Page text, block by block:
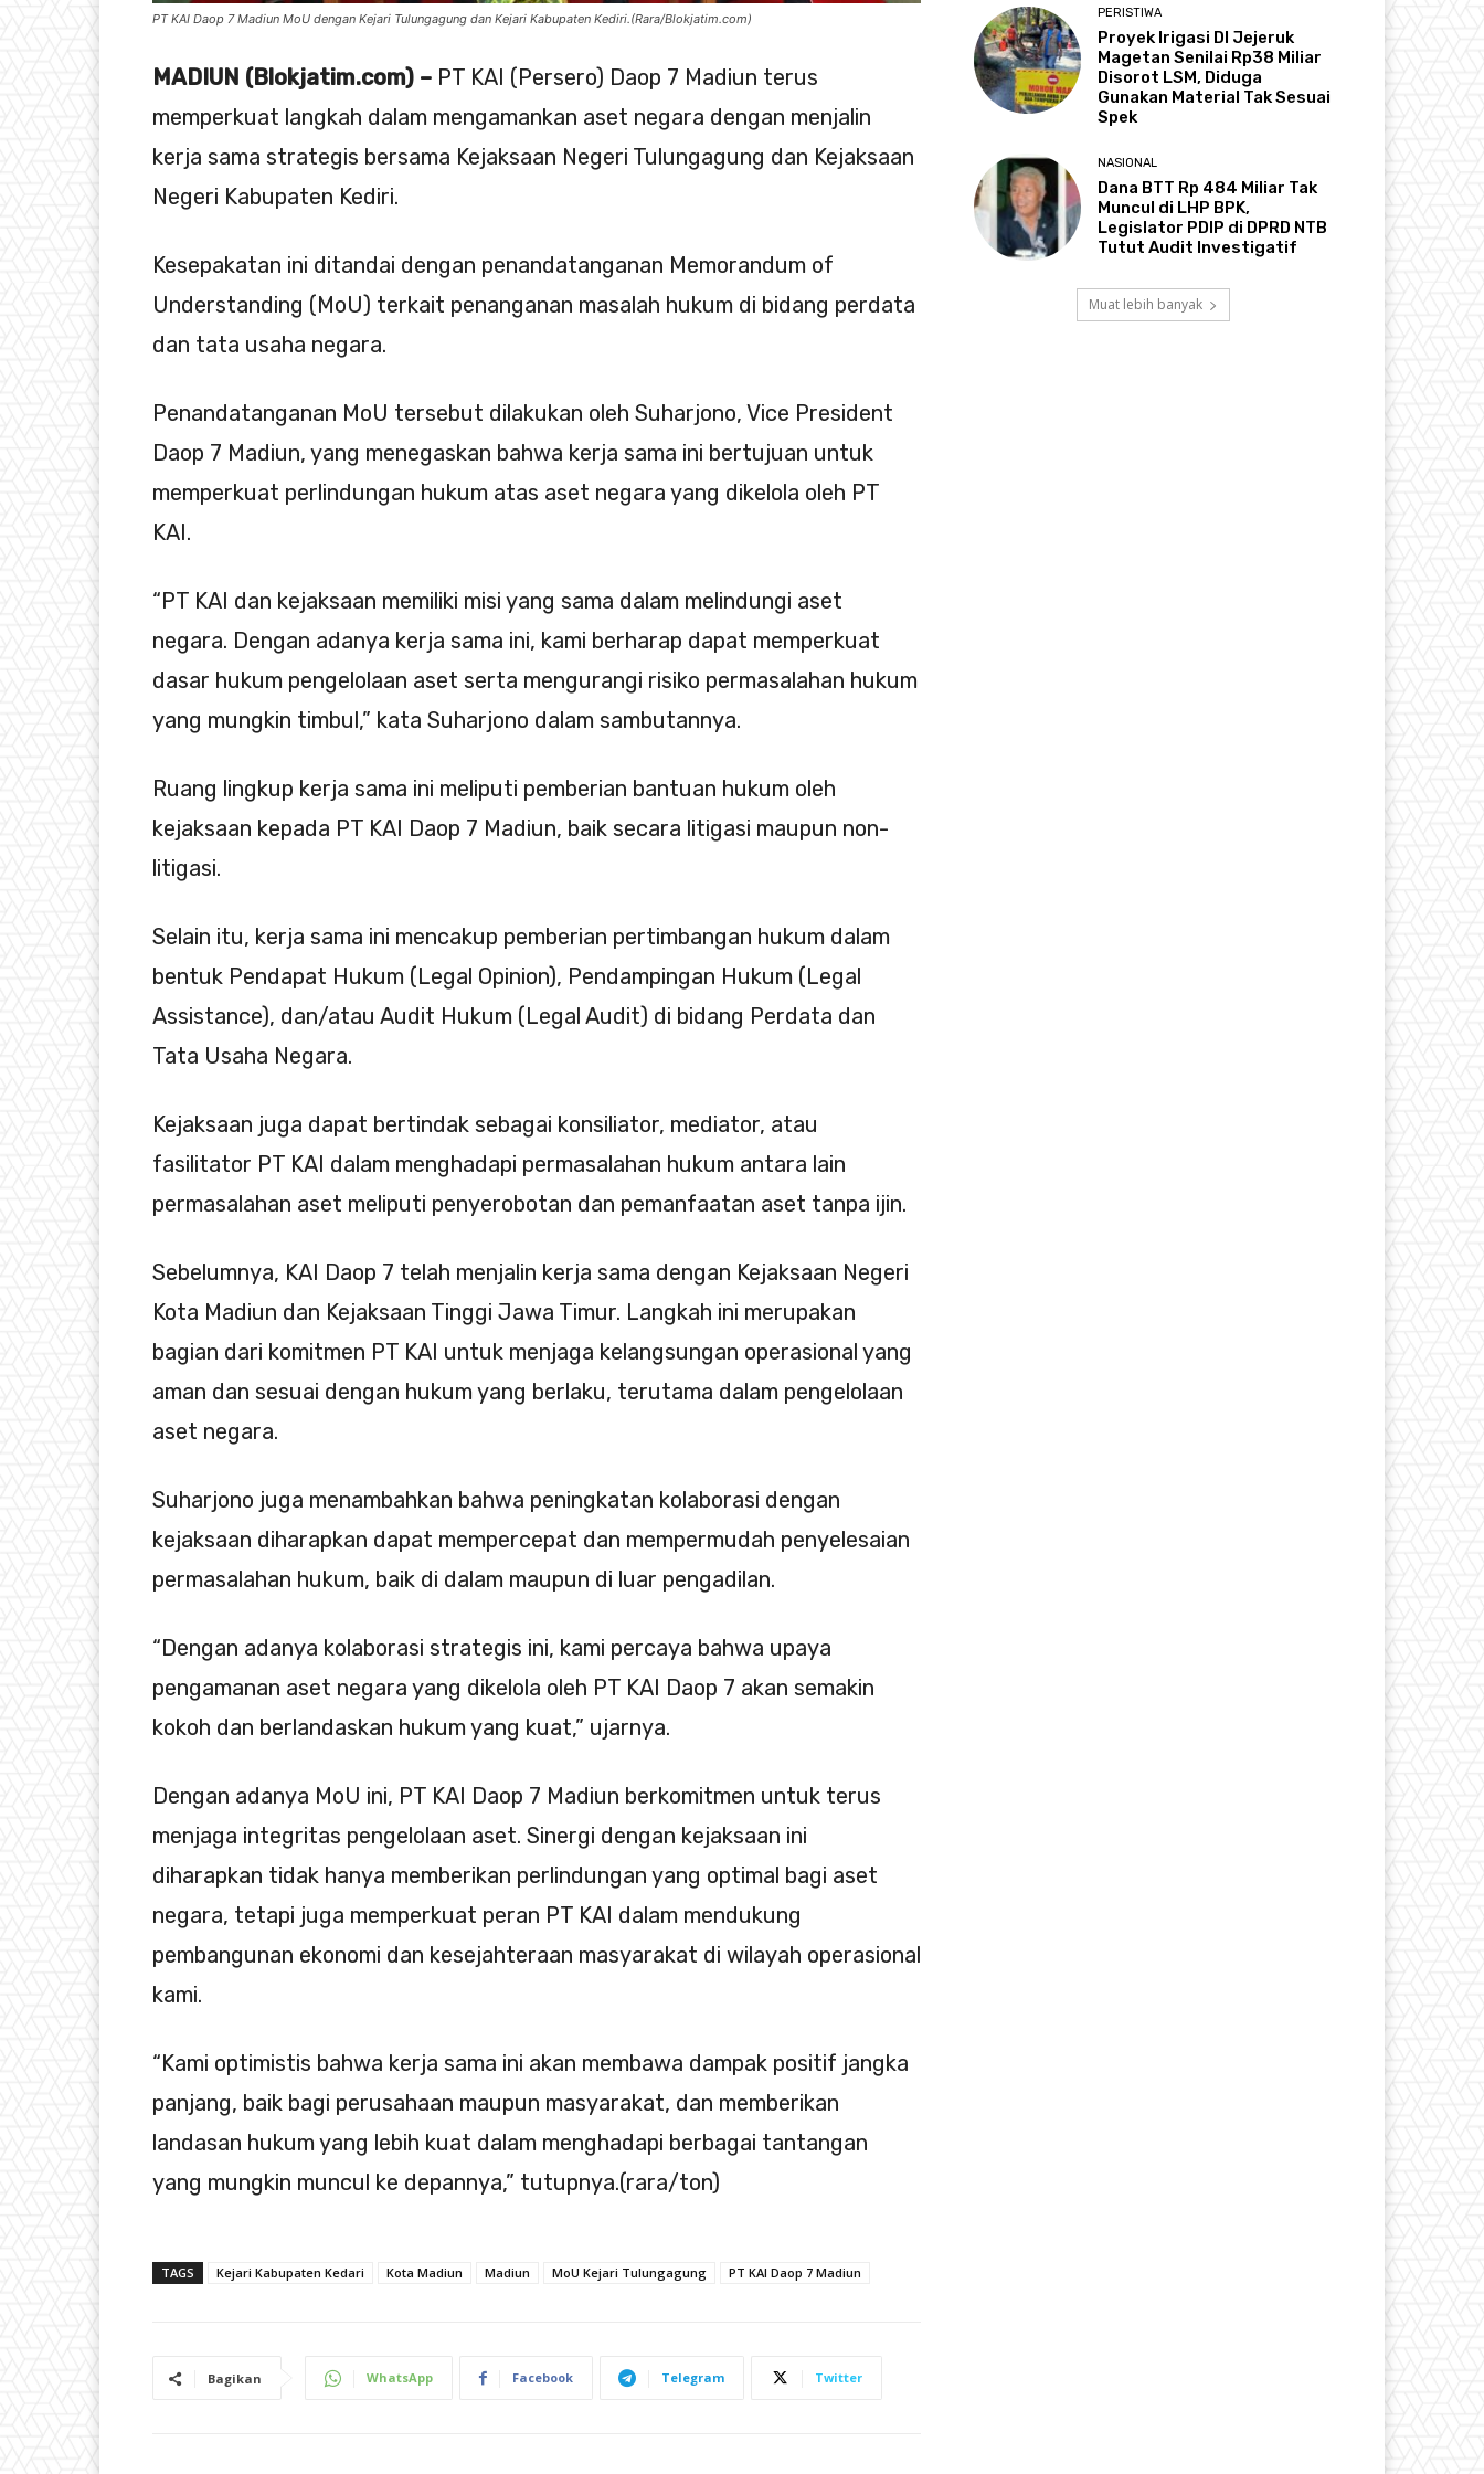
PT KAI Daop 7 Madiun MoU dengan Kejari Tulungagung dan Kejari Kabupaten Kediri.(Rara/Blokjatim.com)
MADIUN (Blokjatim.com) – PT KAI (Persero) Daop 7 Madiun terus
memperkuat langkah dalam mengamankan aset negara dengan menjalin
kerja sama strategis bersama Kejaksaan Negeri Tulungagung dan Kejaksaan
Negeri Kabupaten Kediri.
Kesepakatan ini ditandai dengan penandatanganan Memorandum of
Understanding (MoU) terkait penanganan masalah hukum di bidang perdata
dan tata usaha negara.
Penandatanganan MoU tersebut dilakukan oleh Suharjono, Vice President
Daop 7 Madiun, yang menegaskan bahwa kerja sama ini bertujuan untuk
memperkuat perlindungan hukum atas aset negara yang dikelola oleh PT
KAI.
“PT KAI dan kejaksaan memiliki misi yang sama dalam melindungi aset
negara. Dengan adanya kerja sama ini, kami berharap dapat memperkuat
dasar hukum pengelolaan aset serta mengurangi risiko permasalahan hukum
yang mungkin timbul,” kata Suharjono dalam sambutannya.
Ruang lingkup kerja sama ini meliputi pemberian bantuan hukum oleh
kejaksaan kepada PT KAI Daop 7 Madiun, baik secara litigasi maupun non-
litigasi.
Selain itu, kerja sama ini mencakup pemberian pertimbangan hukum dalam
bentuk Pendapat Hukum (Legal Opinion), Pendampingan Hukum (Legal
Assistance), dan/atau Audit Hukum (Legal Audit) di bidang Perdata dan
Tata Usaha Negara.
Kejaksaan juga dapat bertindak sebagai konsiliator, mediator, atau
fasilitator PT KAI dalam menghadapi permasalahan hukum antara lain
permasalahan aset meliputi penyerobotan dan pemanfaatan aset tanpa ijin.
Sebelumnya, KAI Daop 7 telah menjalin kerja sama dengan Kejaksaan Negeri
Kota Madiun dan Kejaksaan Tinggi Jawa Timur. Langkah ini merupakan
bagian dari komitmen PT KAI untuk menjaga kelangsungan operasional yang
aman dan sesuai dengan hukum yang berlaku, terutama dalam pengelolaan
aset negara.
Suharjono juga menambahkan bahwa peningkatan kolaborasi dengan
kejaksaan diharapkan dapat mempercepat dan mempermudah penyelesaian
permasalahan hukum, baik di dalam maupun di luar pengadilan.
“Dengan adanya kolaborasi strategis ini, kami percaya bahwa upaya
pengamanan aset negara yang dikelola oleh PT KAI Daop 7 akan semakin
kokoh dan berlandaskan hukum yang kuat,” ujarnya.
Dengan adanya MoU ini, PT KAI Daop 7 Madiun berkomitmen untuk terus
menjaga integritas pengelolaan aset. Sinergi dengan kejaksaan ini
diharapkan tidak hanya memberikan perlindungan yang optimal bagi aset
negara, tetapi juga memperkuat peran PT KAI dalam mendukung
pembangunan ekonomi dan kesejahteraan masyarakat di wilayah operasional
kami.
“Kami optimistis bahwa kerja sama ini akan membawa dampak positif jangka
panjang, baik bagi perusahaan maupun masyarakat, dan memberikan
landasan hukum yang lebih kuat dalam menghadapi berbagai tantangan
yang mungkin muncul ke depannya,” tutupnya.(rara/ton)
TAGS Kejari Kabupaten Kedari Kota Madiun Madiun MoU Kejari Tulungagung PT KAI Daop 7 Madiun
Bagikan WhatsApp Facebook Telegram Twitter
PERISTIWA
Proyek Irigasi DI Jejeruk
Magetan Senilai Rp38 Miliar
Disorot LSM, Diduga
Gunakan Material Tak Sesuai
Spek
NASIONAL
Dana BTT Rp 484 Miliar Tak
Muncul di LHP BPK,
Legislator PDIP di DPRD NTB
Tutut Audit Investigatif
Muat lebih banyak